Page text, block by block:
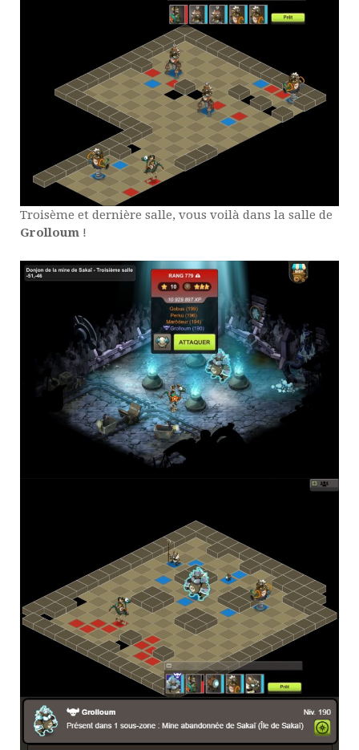
Troisème et dernière salle, vous voilà dans la salle de
Grolloum !